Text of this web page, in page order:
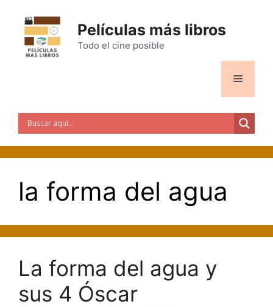
contenido
Películas más libros
Todo el cine posible
Menú
la forma del agua
La forma del agua y
sus 4 Óscar